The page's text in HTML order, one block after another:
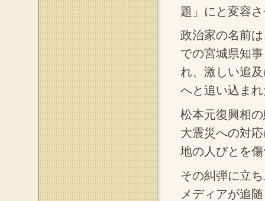
題」にと変容
政治家の名前
での宮城県知
れ、激しい追
へと追い込ま
松本元復興相
大震災への対
地の人びとを
その糾弾に立
メディアが追